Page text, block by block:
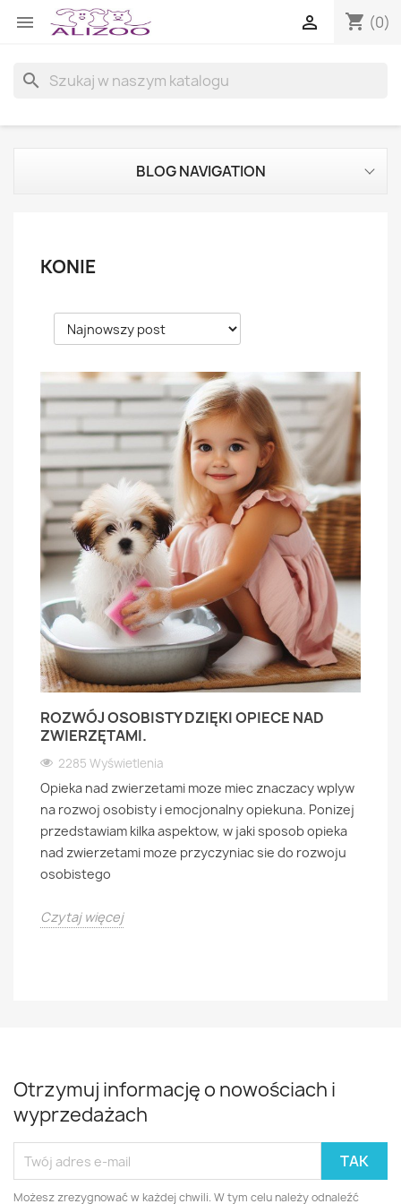
 shopping_cart (0)

search
BLOG NAVIGATION
KONIE
ROZWÓJ OSOBISTY DZIĘKI OPIECE NAD
ZWIERZĘTAMI.
2285 Wyświetlenia
Opieka nad zwierzetami moze miec znaczacy wplyw
na rozwoj osobisty i emocjonalny opiekuna. Ponizej
przedstawiam kilka aspektow, w jaki sposob opieka
nad zwierzetami moze przyczyniac sie do rozwoju
osobistego
Czytaj więcej
Otrzymuj informację o nowościach i
wyprzedażach
Możesz zrezygnować w każdej chwili. W tym celu należy odnaleźć